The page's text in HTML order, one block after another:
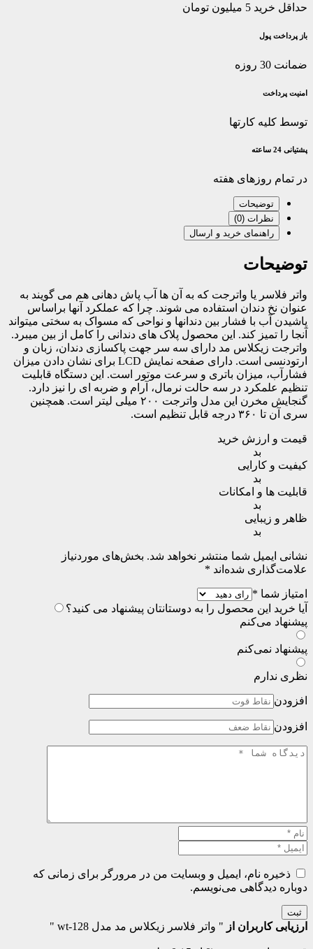
حداقل خرید 5 میلیون تومان
باز پرداخت پول
ضمانت 30 روزه
امنیت پرداخت
توسط کلیه کارتها
پشتیانی 24 ساعته
در تمام روزهای هفته
توضیحات
نظرات (0)
راهنمای خرید و ارسال
توضیحات
واتر فلاسر یا واترجت که به آن ها آب پاش دهانی هم می گویند به
عنوان نخ دندان استفاده می شوند. چرا که عملکرد آنها براساس
پاشیدن آب با فشار بین دندانها و نواحی که مسواک به سختی میتواند
آنجا را تمیز کند. این محصول پلاک های دندانی را کامل از بین میبرد.
واترجت زیکلاس مد دارای سه سر جهت پاکسازی دندان، زبان و
ارتودنسی است. دارای صفحه نمایش LCD برای نشان دادن میزان
فشارآب، میزان باتری و سرعت موتور است. این دستگاه قابلیت
تنظیم علمکرد در سه حالت نرمال، آرام و ضربه ای را نیز دارد.
گنجایش مخرن این مدل واترجت ۲۰۰ میلی لیتر است. همچنین
سری آن تا ۳۶۰ درجه قابل تنظیم است.
قیمت و ارزش خرید
بد
کیفیت و کارایی
بد
قابلیت ها و امکانات
بد
ظاهر و زیبایی
بد
نشانی ایمیل شما منتشر نخواهد شد. بخش‌های موردنیاز
علامت‌گذاری شده‌اند *
امتیاز شما *
آیا خرید این محصول را به دوستانتان پیشنهاد می کنید؟
پیشنهاد می‌کنم
پیشنهاد نمی‌کنم
نظری ندارم
افزودن
افزودن
ذخیره نام، ایمیل و وبسایت من در مرورگر برای زمانی که
دوباره دیدگاهی می‌نویسم.
ثبت
ارزیابی کاربران از " واتر فلاسر زیکلاس مد مدل wt-128 "